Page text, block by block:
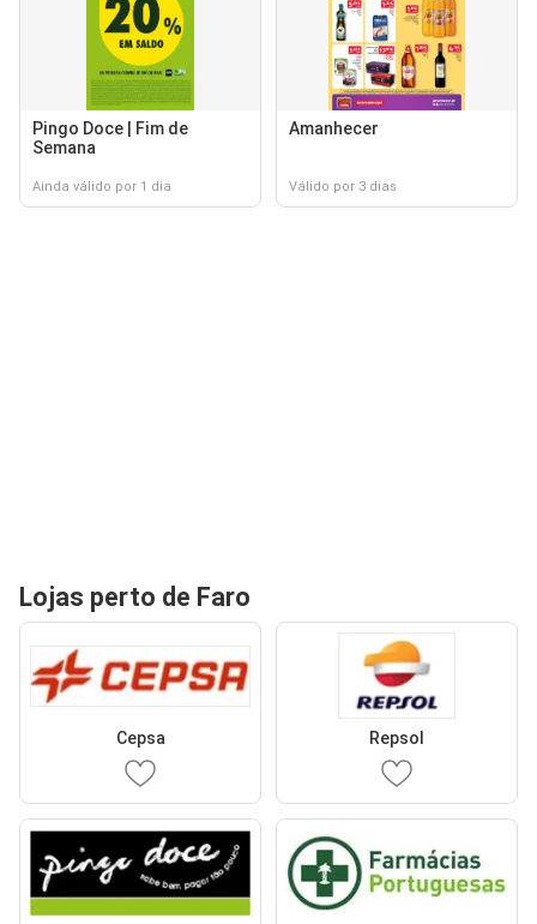
Pingo Doce | Fim de
Semana
Ainda válido por 1 dia
Amanhecer
Válido por 3 dias
Lojas perto de Faro
Cepsa Repsol